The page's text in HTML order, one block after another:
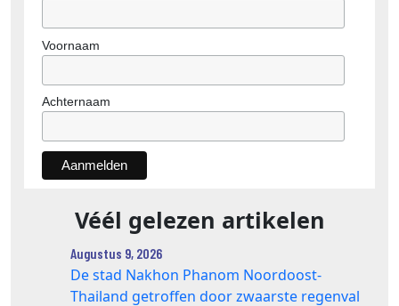
Voornaam
Achternaam
Véél gelezen artikelen
Augustus 9, 2026
De stad Nakhon Phanom Noordoost-
Thailand getroffen door zwaarste regenval